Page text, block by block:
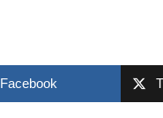
Facebook